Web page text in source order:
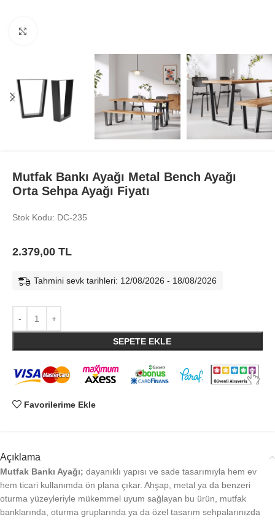
Mutfak Bankı Ayağı Metal Bench Ayağı
Orta Sehpa Ayağı Fiyatı
Stok Kodu: DC-235
2.379,00 TL
Tahmini sevk tarihleri: 12/08/2026 - 18/08/2026
SEPETE EKLE
Favorilerime Ekle
Açıklama
Mutfak Bankı Ayağı; dayanıklı yapısı ve sade tasarımıyla hem ev
hem ticari kullanımda ön plana çıkar. Ahşap, metal ya da benzeri
oturma yüzeyleriyle mükemmel uyum sağlayan bu ürün, mutfak
banklarında, oturma gruplarında ya da özel tasarım sehpalarınızda